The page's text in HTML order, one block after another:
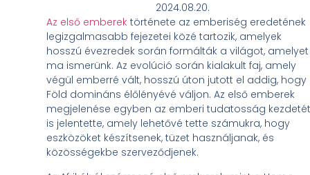
2024.08.20.
Az első emberektörténete az emberiség eredetének
legizgalmasabb fejezetei közé tartozik, amelyek
hosszú évezredek során formálták a világot, amelyet
ma ismerünk. Az evolúció során kialakult faj, amely
végül emberré vált, hosszú úton jutott el addig, hogy
Föld domináns élőlényévé váljon. Az első emberek
megjelenése egyben az emberi tudatosság kezdetét
is jelentette, amely lehetővé tette számukra, hogy
eszközöket készítsenek, tüzet használjanak, és
közösségekbe szerveződjenek.